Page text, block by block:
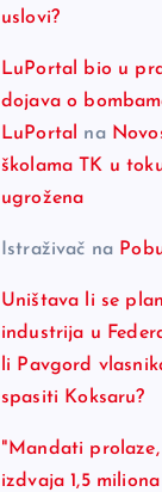
uslovi?
LuPortal bio u
dojava o
LuPortal
na
školama TK u
ugrožena
Istraživač na
Uništava li se
industrija u
li Pavgord
spasiti Koksaru?
"Mandati
izdvaja 1,5